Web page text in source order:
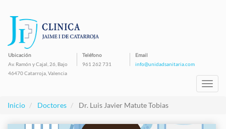
Pasar
contenido
principal
Ubicación
Av. Ramón y Cajal, 26, Bajo
46470 Catarroja, Valencia
Teléfono
961 262 731
Email
info@unidadsanitaria.com
Inicio
Doctores Dr. Luis Javier Matute Tobias